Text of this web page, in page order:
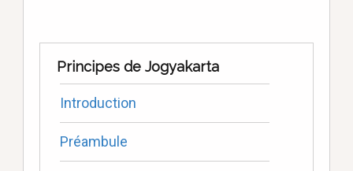
Principes de Jogyakarta
Introduction
Préambule